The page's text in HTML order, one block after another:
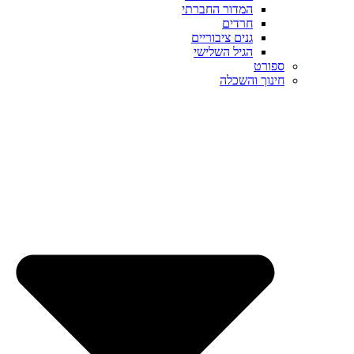
המדור החברתי
חרדים
גנים ציבוריים
הגיל השלישי
ספורט
חינוך והשכלה